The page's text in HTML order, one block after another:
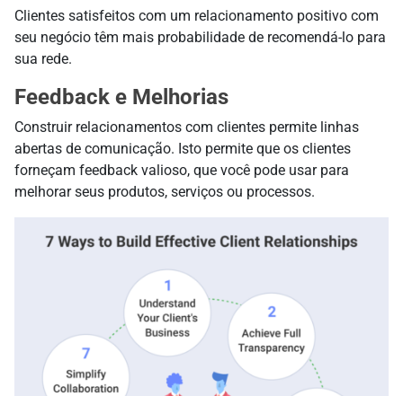
Clientes satisfeitos com um relacionamento positivo com
seu negócio têm mais probabilidade de recomendá-lo para
sua rede.
Feedback e Melhorias
Construir relacionamentos com clientes permite linhas
abertas de comunicação. Isto permite que os clientes
forneçam feedback valioso, que você pode usar para
melhorar seus produtos, serviços ou processos.